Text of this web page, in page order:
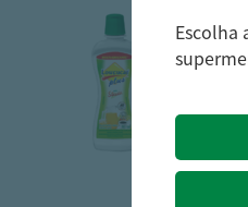
Escolha